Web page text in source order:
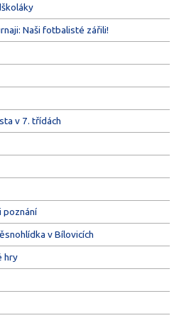
Naši fotbalisté zářili!
v 7. třídách
poznání
v Bílovicích
hry